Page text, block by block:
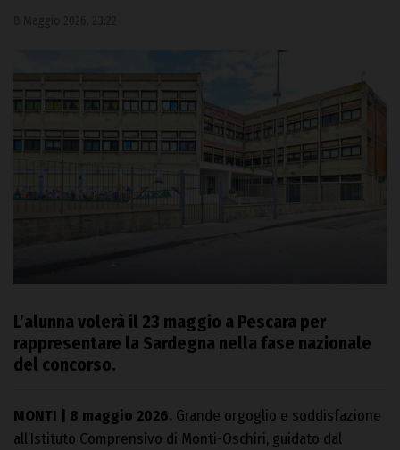
L’alunna volerà il 23 maggio a Pescara per
rappresentare la Sardegna nella fase nazionale
del concorso.
MONTI | 8 maggio 2026. Grande orgoglio e soddisfazione
all’Istituto Comprensivo di Monti-Oschiri, guidato dal